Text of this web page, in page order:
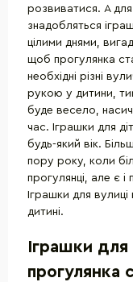
розвиватися. А
знадобляться
цілими днями,
щоб прогулянка
необхідні різні
рукою у дитини,
буде весело,
час. Іграшки для
будь-який вік.
пору року, коли
прогулянці, але є
Іграшки для вулиці
дитині.
Іграшки
прогулянка